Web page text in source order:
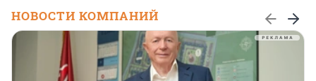
НОВОСТИ КОМПАНИЙ